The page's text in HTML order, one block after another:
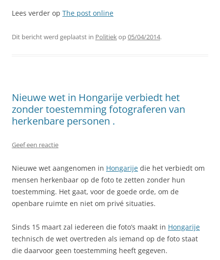
Lees verder op The post online
Dit bericht werd geplaatst in Politiekop05/04/2014.
Nieuwe wet in Hongarije verbiedt het
zonder toestemming fotograferen van
herkenbare personen .
Geef een reactie
Nieuwe wet aangenomen in Hongarije die het verbiedt om
mensen herkenbaar op de foto te zetten zonder hun
toestemming. Het gaat, voor de goede orde, om de
openbare ruimte en niet om privé situaties.
Sinds 15 maart zal iedereen die foto’s maakt in Hongarije
technisch de wet overtreden als iemand op de foto staat
die daarvoor geen toestemming heeft gegeven.